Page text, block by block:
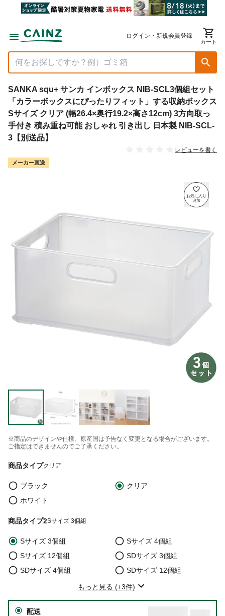
ログイン・新規会員登録
カート
SANKA squ+ サンカ インボックス NIB-SCL3個組セット
「カラーボックスにぴったりフィット」する収納ボックス
Sサイズ クリア (幅26.4×奥行19.2×高さ12cm) 3方向取っ
手付き 積み重ね可能 おしゃれ 引き出し 日本製 NIB-SCL-
3【別送品】
レビューを書く
メーカー直送
※商品のデザインや仕様、原産国は予告なく変更となる場合がございます。
ご指定はできませんのでご了承ください。
商品タイプクリア
ブラック
クリア
ホワイト
商品タイプ2Sサイズ 3個組
Sサイズ 3個組
Sサイズ 4個組
Sサイズ 12個組
SDサイズ 3個組
SDサイズ 4個組
SDサイズ 12個組
もっと見る (+3件)
配送